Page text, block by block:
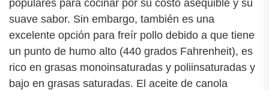
populares para cocinar por su costo asequible y su
suave sabor. Sin embargo, también es una
excelente opción para freír pollo debido a que tiene
un punto de humo alto (440 grados Fahrenheit), es
rico en grasas monoinsaturadas y poliinsaturadas y
bajo en grasas saturadas. El aceite de canola